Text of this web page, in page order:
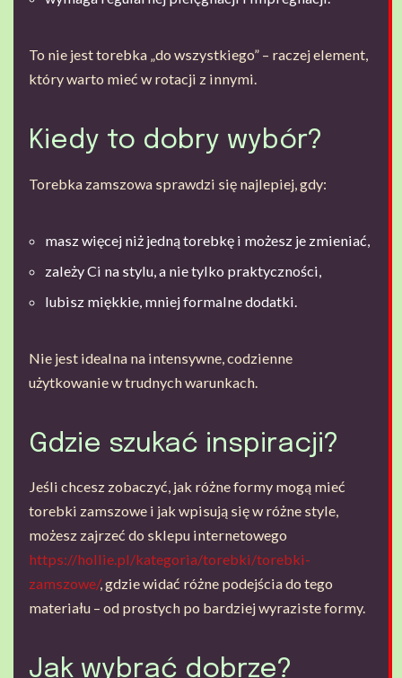
To nie jest torebka „do wszystkiego” – raczej element,
który warto mieć w rotacji z innymi.
Kiedy to dobry wybór?
Torebka zamszowa sprawdzi się najlepiej, gdy:
masz więcej niż jedną torebkę i możesz je zmieniać,
zależy Ci na stylu, a nie tylko praktyczności,
lubisz miękkie, mniej formalne dodatki.
Nie jest idealna na intensywne, codzienne
użytkowanie w trudnych warunkach.
Gdzie szukać inspiracji?
Jeśli chcesz zobaczyć, jak różne formy mogą mieć
torebki zamszowe i jak wpisują się w różne style,
możesz zajrzeć do sklepu internetowego
https://hollie.pl/kategoria/torebki/torebki-
zamszowe/, gdzie widać różne podejścia do tego
materiału – od prostych po bardziej wyraziste formy.
Jak wybrać dobrze?